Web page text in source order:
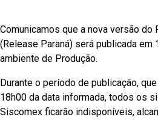
Comunicamos que a nova versão do
(Release Paraná) será publicada
ambiente de Produção.
Durante o período de publicação,
18h00 da data informada, todos os
Siscomex ficarão indisponíveis,